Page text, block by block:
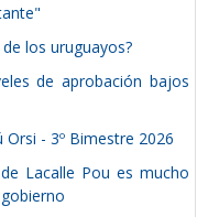
los uruguayos?
de aprobación bajos
- 3º Bimestre 2026
Lacalle Pou es mucho